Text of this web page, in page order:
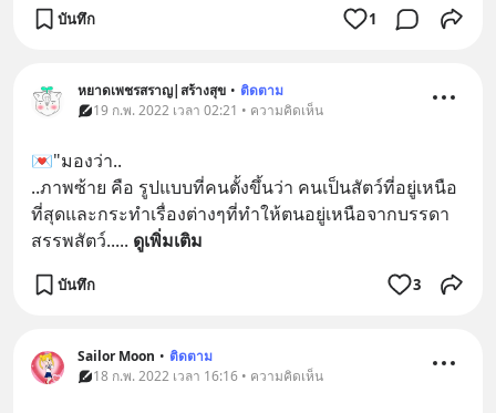
บันทึก 1
หยาดเพชรสราญ|สร้างสุข • ติดตาม
19 ก.พ. 2022 เวลา 02:21 • ความคิดเห็น
💌"มองว่า..
..ภาพซ้าย คือ รูปแบบที่คนตั้งขึ้นว่า คนเป็นสัตว์ที่อยู่เหนือ
ที่สุดและกระทำเรื่องต่างๆที่ทำให้ตนอยู่เหนือจากบรรดา
สรรพสัตว์..... ดูเพิ่มเติม
บันทึก 3
Sailor Moon • ติดตาม
18 ก.พ. 2022 เวลา 16:16 • ความคิดเห็น